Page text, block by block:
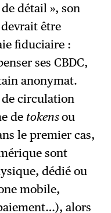
de détail », son
être
fiduciaire :
ses CBDC,
anonymat.
de circulation
de tokensou
le premier cas,
sont
dédié ou
mobile,
alors